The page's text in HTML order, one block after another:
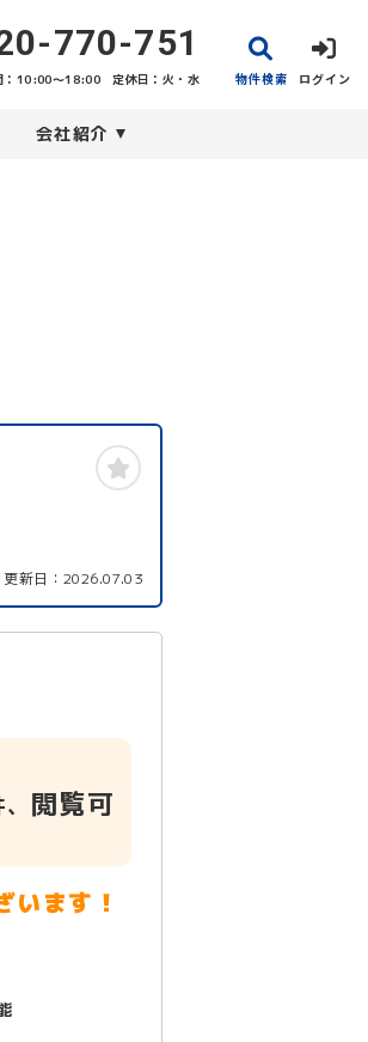
770-751
：10:00〜18:00 定休日：火・水 物件検索 ログイン
会社紹介
更新日： 2026.07.03
閲覧可
います！